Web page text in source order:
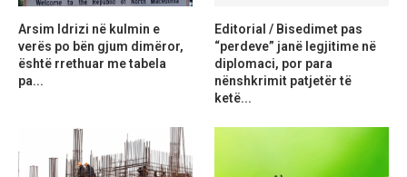
Arsim Idrizi në kulmin e
verës po bën gjum dimëror,
është rrethuar me tabela
pa...
Editorial / Bisedimet pas
“perdeve” janë legjitime në
diplomaci, por para
nënshkrimit patjetër të
ketë...